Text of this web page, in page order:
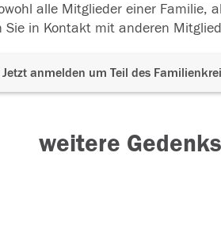
alle Mitglieder einer Familie,
Sie in Kontakt mit anderen
Jetzt anmelden um Teil des
weitere